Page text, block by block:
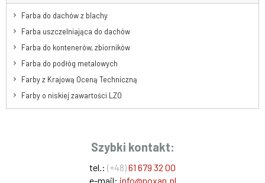
Farba do dachów z blachy
Farba uszczelniająca do dachów
Farba do kontenerów, zbiorników
Farba do podłóg metalowych
Farby z Krajową Oceną Techniczną
Farby o niskiej zawartości LZO
Szybki kontakt:
tel.: (+48)61 679 32 00
e-mail: info@noxan.pl